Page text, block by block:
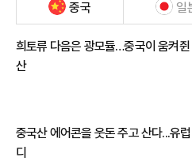
중국 일
희토류 다음은 광모듈…중국이 움켜
산
중국산 에어콘을 웃돈 주고 산다...유
디